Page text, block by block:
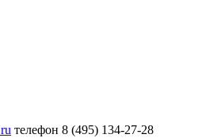
телефон 8 (495) 134-27-28